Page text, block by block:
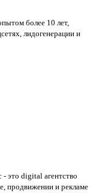
более 10 лет,
лидогенерации и
это digital агентство
продвижении и рекламе